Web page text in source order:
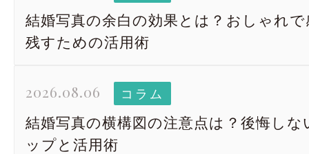
結婚写真の余白の効果とは？おしゃれで
残すための活用術
2026.08.06 コラム
結婚写真の横構図の注意点は？後悔し
ップと活用術